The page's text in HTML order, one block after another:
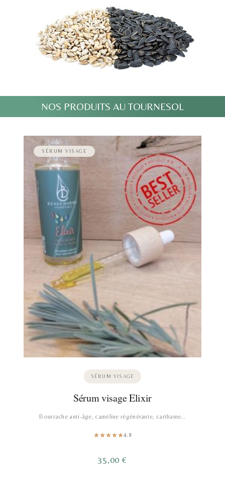
NOS PRODUITS AU TOURNESOL
SÉRUM VISAGE
SÉRUM VISAGE
Sérum visage Elixir
Bourrache anti-âge, caméline régénérante, carthame…
4.8
35,00€